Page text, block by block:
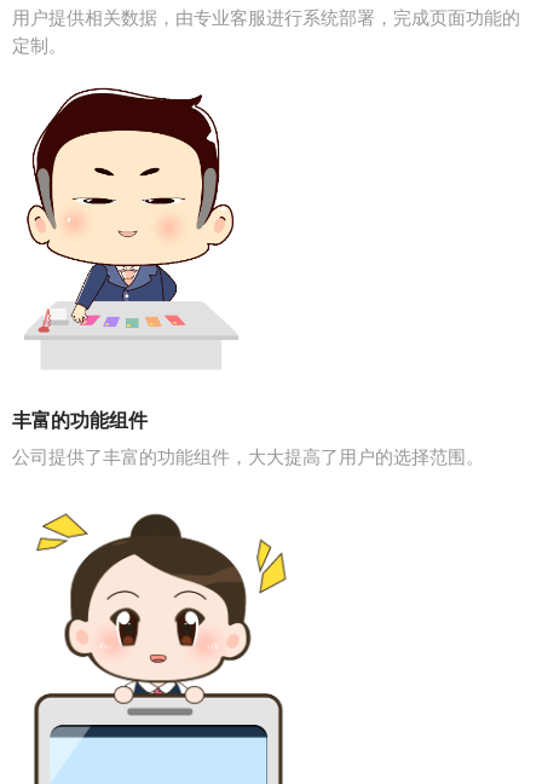
用户提供相关数据，由专业客服进行系统部署，完成页面功能的
定制。
丰富的功能组件
公司提供了丰富的功能组件，大大提高了用户的选择范围。